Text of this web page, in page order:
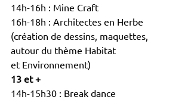
14h-16h : Mine Craft
16h-18h : Architectes en Herbe
(création de dessins, maquettes,
autour du thème Habitat
et Environnement)
13 et +
14h-15h30 : Break dance